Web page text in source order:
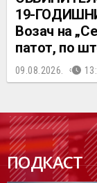
19-
Возач на
патот, по
09.08.2026.
ПОДКАСТ